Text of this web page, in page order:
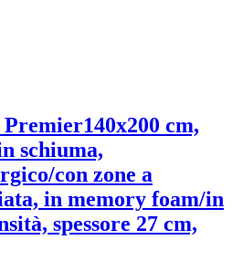
Premier140x200 cm,
schiuma,
con zone a
in memory foam/in
spessore 27 cm,